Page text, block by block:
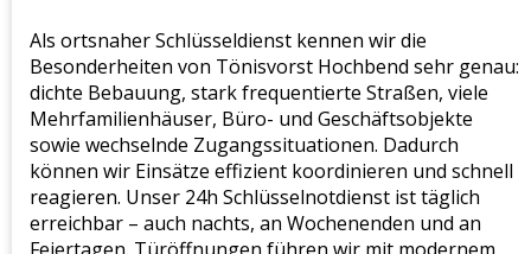
Als ortsnaher Schlüsseldienst kennen wir die
Besonderheiten von Tönisvorst Hochbend sehr genau:
dichte Bebauung, stark frequentierte Straßen, viele
Mehrfamilienhäuser, Büro- und Geschäftsobjekte
sowie wechselnde Zugangssituationen. Dadurch
können wir Einsätze effizient koordinieren und schnell
reagieren. Unser 24h Schlüsselnotdienst ist täglich
erreichbar – auch nachts, an Wochenenden und an